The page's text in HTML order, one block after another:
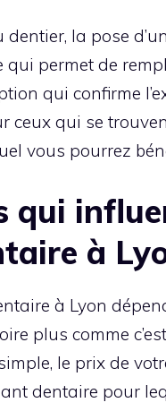
la pose
qui permet de
qui confirme
ceux qui se
vous pourrez
qui
à
à Lyon
plus comme
le prix de
dentaire pour